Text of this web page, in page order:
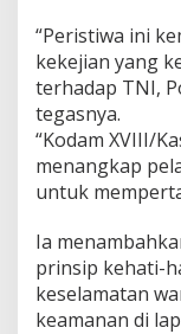
“Peristiwa ini
kekejian yang
terhadap TNI,
tegasnya.
“Kodam XVIII/
menangkap
untuk
Ia
prinsip kehati-
keselamatan
keamanan di